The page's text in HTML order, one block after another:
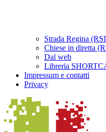
Strada Regina
Chiese in diretta
Dal web
Libreria
Impressum e contatti
Privacy